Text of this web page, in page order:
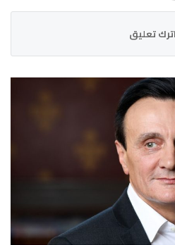
اترك تعليق